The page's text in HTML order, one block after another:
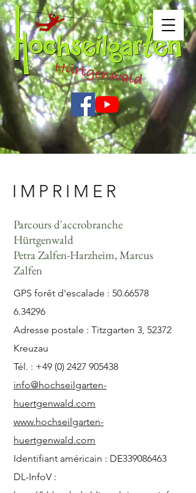
IMPRIMER
Parcours d'accrobranche
Hürtgenwald
Petra Zalfen-Harzheim, Marcus
Zalfen
GPS forêt d'escalade : 50.66578
6.34296
Adresse postale : Titzgarten 3, 52372
Kreuzau
Tél. : +49 (0) 2427 905438
info@hochseilgarten-
huertgenwald.com
www.hochseilgarten-
huertgenwald.com
Identifiant américain : DE339086463
DL-InfoV :